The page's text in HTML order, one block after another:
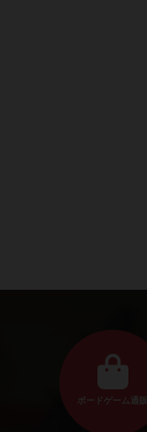
ボードゲーム通販